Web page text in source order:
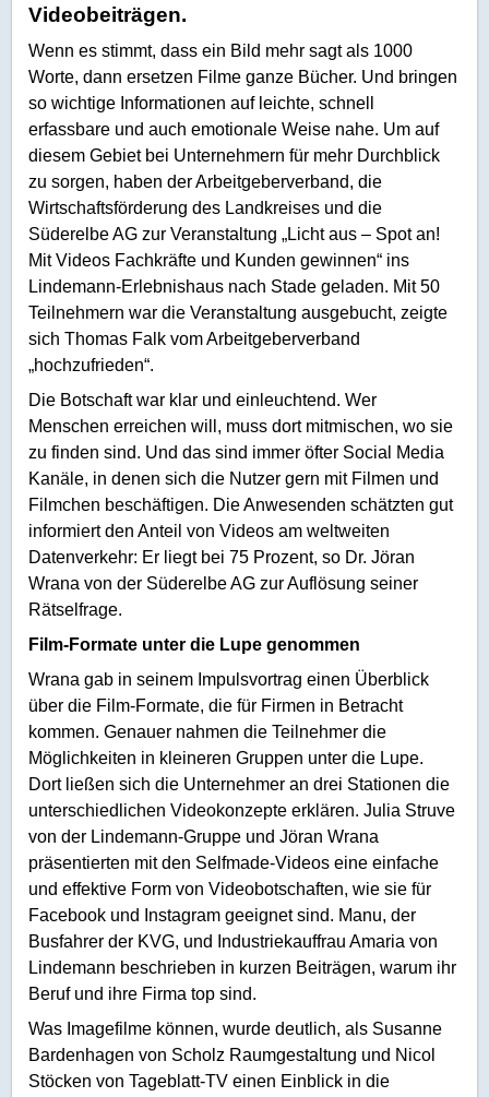
Videobeiträgen.
Wenn es stimmt, dass ein Bild mehr sagt als 1000
Worte, dann ersetzen Filme ganze Bücher. Und bringen
so wichtige Informationen auf leichte, schnell
erfassbare und auch emotionale Weise nahe. Um auf
diesem Gebiet bei Unternehmern für mehr Durchblick
zu sorgen, haben der Arbeitgeberverband, die
Wirtschaftsförderung des Landkreises und die
Süderelbe AG zur Veranstaltung „Licht aus – Spot an!
Mit Videos Fachkräfte und Kunden gewinnen“ ins
Lindemann-Erlebnishaus nach Stade geladen. Mit 50
Teilnehmern war die Veranstaltung ausgebucht, zeigte
sich Thomas Falk vom Arbeitgeberverband
„hochzufrieden“.
Die Botschaft war klar und einleuchtend. Wer
Menschen erreichen will, muss dort mitmischen, wo sie
zu finden sind. Und das sind immer öfter Social Media
Kanäle, in denen sich die Nutzer gern mit Filmen und
Filmchen beschäftigen. Die Anwesenden schätzten gut
informiert den Anteil von Videos am weltweiten
Datenverkehr: Er liegt bei 75 Prozent, so Dr. Jöran
Wrana von der Süderelbe AG zur Auflösung seiner
Rätselfrage.
Film-Formate unter die Lupe genommen
Wrana gab in seinem Impulsvortrag einen Überblick
über die Film-Formate, die für Firmen in Betracht
kommen. Genauer nahmen die Teilnehmer die
Möglichkeiten in kleineren Gruppen unter die Lupe.
Dort ließen sich die Unternehmer an drei Stationen die
unterschiedlichen Videokonzepte erklären. Julia Struve
von der Lindemann-Gruppe und Jöran Wrana
präsentierten mit den Selfmade-Videos eine einfache
und effektive Form von Videobotschaften, wie sie für
Facebook und Instagram geeignet sind. Manu, der
Busfahrer der KVG, und Industriekauffrau Amaria von
Lindemann beschrieben in kurzen Beiträgen, warum ihr
Beruf und ihre Firma top sind.
Was Imagefilme können, wurde deutlich, als Susanne
Bardenhagen von Scholz Raumgestaltung und Nicol
Stöcken von Tageblatt-TV einen Einblick in die